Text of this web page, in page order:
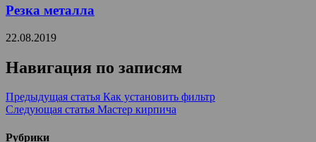
Резка металла
22.08.2019
Навигация по записям
Предыдущая статья Как установить фильтр
Следующая статья Мастер кирпича
Рубрики